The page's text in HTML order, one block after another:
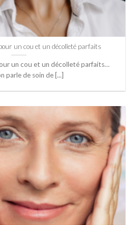
un cou et un décolleté parfaits
un cou et un décolleté parfaits…
parle de soin de [...]